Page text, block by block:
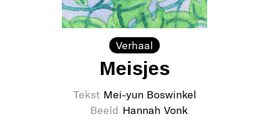
Verhaal
Meisjes
Tekst Mei-yun Boswinkel
Beeld Hannah Vonk